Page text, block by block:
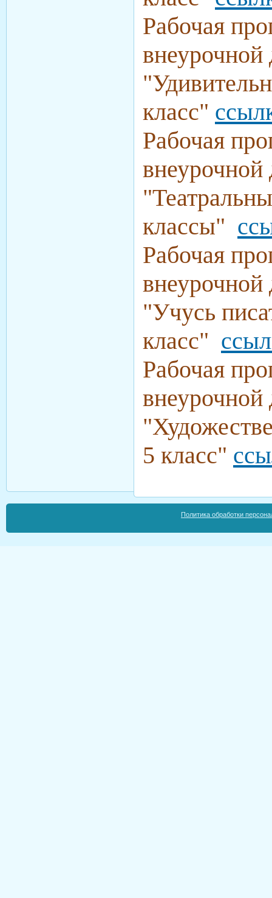
Рабочая
внеурочной
класс"
Рабочая
внеурочной
классы"
Рабочая
внеурочной
"Учусь
класс"
Рабочая
внеурочной
5 класс"
Политика обработки